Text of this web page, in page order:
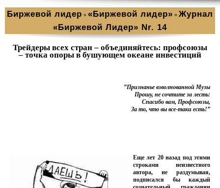
Биржевой лидер » «Биржевой лидер» » Журнал
«Биржевой Лидер» Nr. 14
Трейдеры всех стран – объединяйтесь: профсоюзы
– точка опоры в бушующем океане инвестиций
”Признанье взволнованной Музы
Прошу, не сочтите за лесть:
Спасибо вам, Профсоюзы,
За то, что вы все-таки есть!”
Еще лет 20 назад под этими
строками неизвестного
автора, не раздумывая,
подписался бы каждый